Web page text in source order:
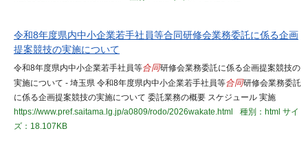
令和8年度県内中小企業若手社員等合同研修会業務委託に係る企画
提案競技の実施について
令和8年度県内中小企業若手社員等合同研修会業務委託に係る企画提案競技の
実施について - 埼玉県 令和8年度県内中小企業若手社員等合同研修会業務委託
に係る企画提案競技の実施について 委託業務の概要 スケジュール 実施
https://www.pref.saitama.lg.jp/a0809/rodo/2026wakate.html
種別：html サイ
ズ：18.107KB